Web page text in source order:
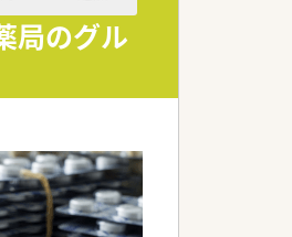
局のグル